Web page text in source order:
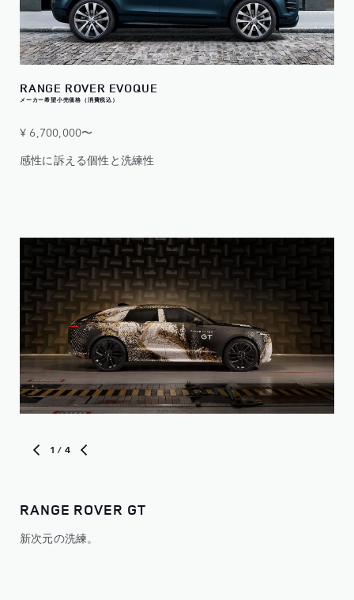
RANGE ROVER EVOQUE
メーカー希望小売価格（消費税込）
¥ 6,700,000〜
感性に訴える個性と洗練性
1 / 4
RANGE ROVER GT
新次元の洗練。